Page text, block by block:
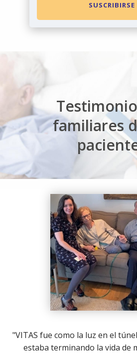
SUSCRIBIRSE
familiares
"VITAS fue como la luz en el
estaba terminando la vida de